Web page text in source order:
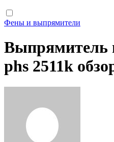
Фены и выпрямители
Выпрямитель
phs 2511k